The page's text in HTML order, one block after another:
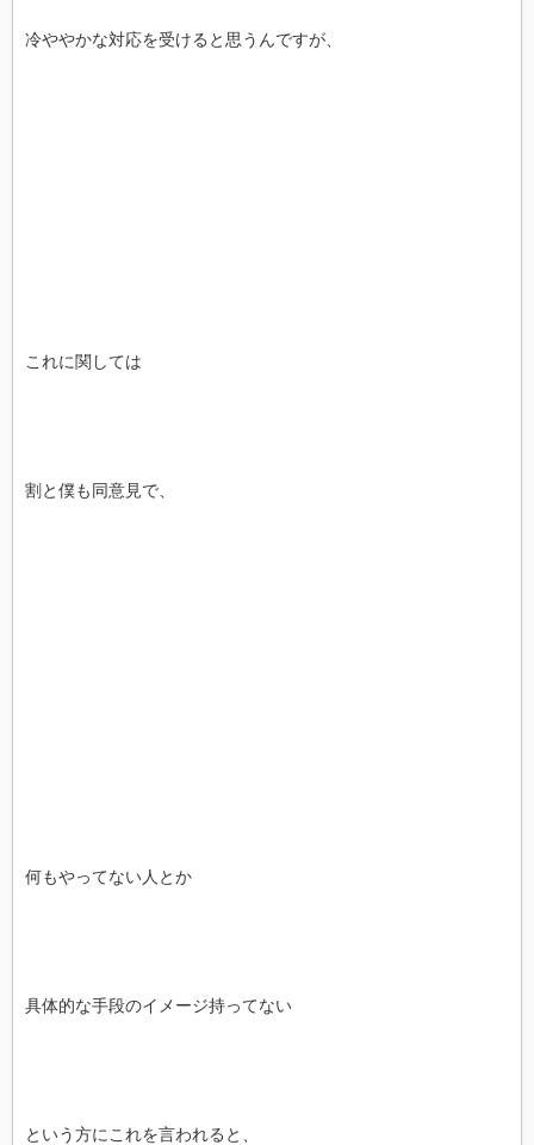
冷ややかな対応を受けると思うんですが、
これに関しては
割と僕も同意見で、
何もやってない人とか
具体的な手段のイメージ持ってない
という方にこれを言われると、